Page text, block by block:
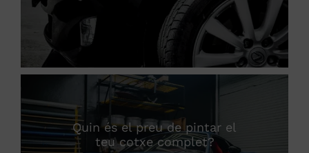
Quin és el preu de pintar el
teu cotxe complet?